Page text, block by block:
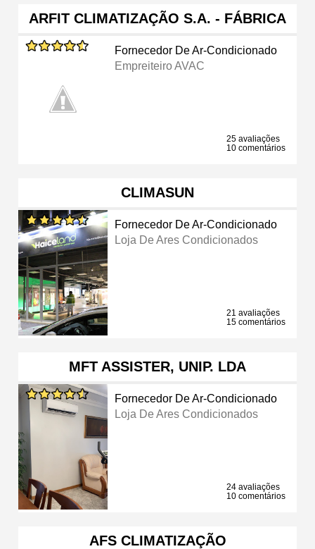
ARFIT CLIMATIZAÇÃO S.A. - FÁBRICA
Fornecedor De Ar-Condicionado
Empreiteiro AVAC
25 avaliações
10 comentários
CLIMASUN
Fornecedor De Ar-Condicionado
Loja De Ares Condicionados
21 avaliações
15 comentários
MFT ASSISTER, UNIP. LDA
Fornecedor De Ar-Condicionado
Loja De Ares Condicionados
24 avaliações
10 comentários
AFS CLIMATIZAÇÃO